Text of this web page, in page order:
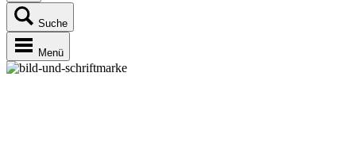
Suche
Menü